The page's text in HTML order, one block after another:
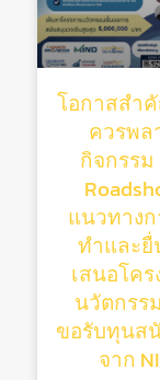
โอกาสสำ
ควรพล
กิจกรรม
แนวทาง
ทำและ
เสนอโค
นวัตกรร
ขอรับทุนส
จาก